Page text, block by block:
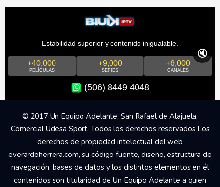
Estabilidad superior y contenido inigualable.
+40,000
PELÍCULAS
+9,000
SERIES
+6,000
CANALES
(506) 8449 4048
🔇
© 2017 Un Equipo Adelante, San Rafael de Alajuela,
Comercial Udesa Sport. Todos los derechos reservados Los
derechos de propiedad intelectual del web
everardoherrera.com, su código fuente, diseño, estructura de
navegación, bases de datos y los distintos elementos en él
contenidos son titularidad de Un Equipo Adelante a quien